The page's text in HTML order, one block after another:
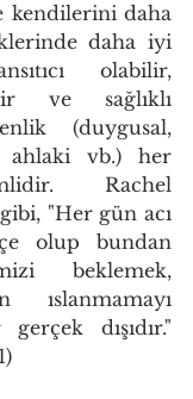
kendilerini daha
daha iyi
olabilir,
ve sağlıklı
(duygusal,
ahlaki vb.) her
Rachel
"Her gün acı
olup bundan
beklemek,
ıslanmamayı
dışıdır."